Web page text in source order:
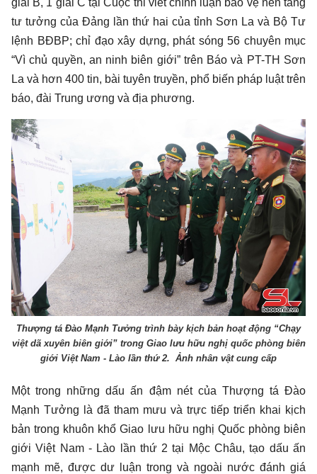
giải B, 1 giải C tại Cuộc thi viết chính luận bảo vệ nền tảng
tư tưởng của Đảng lần thứ hai của tỉnh Sơn La và Bộ Tư
lệnh BĐBP; chỉ đạo xây dựng, phát sóng 56 chuyên mục
“Vì chủ quyền, an ninh biên giới” trên Báo và PT-TH Sơn
La và hơn 400 tin, bài tuyên truyền, phổ biến pháp luật trên
báo, đài Trung ương và địa phương.
Thượng tá Đào Mạnh Tưởng trình bày kịch bản hoạt động “Chạy
việt dã xuyên biên giới” trong Giao lưu hữu nghị quốc phòng biên
giới Việt Nam - Lào lần thứ 2. Ảnh nhân vật cung cấp
Một trong những dấu ấn đậm nét của Thượng tá Đào
Mạnh Tưởng là đã tham mưu và trực tiếp triển khai kịch
bản trong khuôn khổ Giao lưu hữu nghị Quốc phòng biên
giới Việt Nam - Lào lần thứ 2 tại Mộc Châu, tạo dấu ấn
mạnh mẽ, được dư luận trong và ngoài nước đánh giá